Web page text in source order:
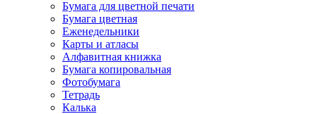
Бумага для цветной печати
Бумага цветная
Еженедельники
Карты и атласы
Алфавитная книжка
Бумага копировальная
Фотобумага
Тетрадь
Калька